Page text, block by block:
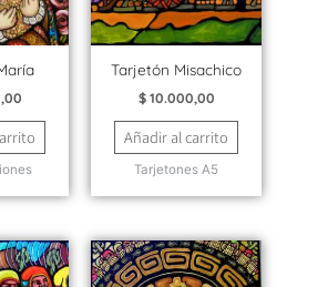
Tarjetón Misachico
$10.000,00
Añadir al carrito
Tarjetones A5